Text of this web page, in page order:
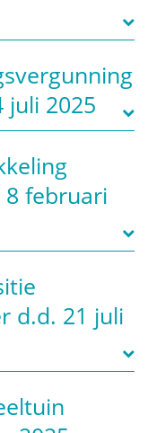
juli 2025
8 februari
d.d. 21 juli